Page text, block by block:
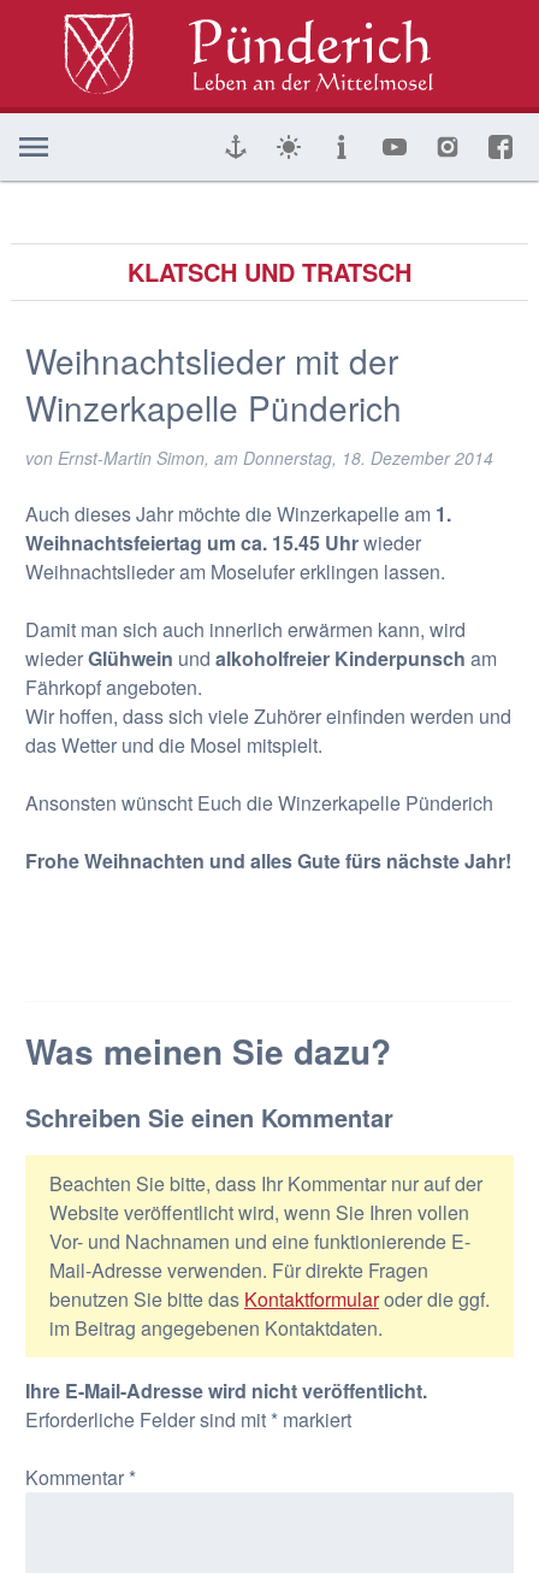
KLATSCH UND TRATSCH
Weihnachtslieder mit der
Winzerkapelle Pünderich
von Ernst-Martin Simon, am Donnerstag, 18. Dezember 2014
Auch dieses Jahr möchte die Winzerkapelle am 1.
Weihnachtsfeiertag um ca. 15.45 Uhrwieder
Weihnachtslieder am Moselufer erklingen lassen.
Damit man sich auch innerlich erwärmen kann, wird
wiederGlühwein und alkoholfreier Kinderpunsch am
Fährkopf angeboten.
Wir hoffen, dass sich viele Zuhörer einfinden werden und
das Wetter und die Mosel mitspielt.
Ansonsten wünscht Euch die Winzerkapelle Pünderich
Frohe Weihnachten und alles Gute fürs nächste Jahr!
Was meinen Sie dazu?
Schreiben Sie einen Kommentar
Beachten Sie bitte, dass Ihr Kommentar nur auf der
Website veröffentlicht wird, wenn Sie Ihren vollen
Vor- und Nachnamen und eine funktionierende E-
Mail-Adresse verwenden. Für direkte Fragen
benutzen Sie bitte das Kontaktformularoder die ggf.
im Beitrag angegebenen Kontaktdaten.
Ihre E-Mail-Adresse wird nicht veröffentlicht.
Erforderliche Felder sind mit *markiert
Kommentar *